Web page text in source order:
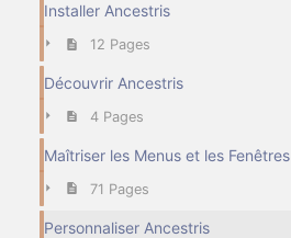
Installer Ancestris
12 Pages
Découvrir Ancestris
4 Pages
Maîtriser les Menus et les Fenêtres
71 Pages
Personnaliser Ancestris